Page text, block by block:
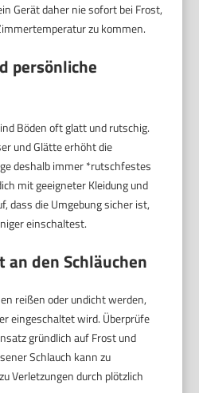
Gerät daher nie sofort bei Frost,
zu kommen.
persönliche
Böden oft glatt und rutschig.
und Glätte erhöht die
deshalb immer *rutschfestes
mit geeigneter Kleidung und
dass die Umgebung sicher ist,
einschaltest.
an den Schläuchen
reißen oder undicht werden,
eingeschaltet wird. Überprüfe
gründlich auf Frost und
Schlauch kann zu
Verletzungen durch plötzlich